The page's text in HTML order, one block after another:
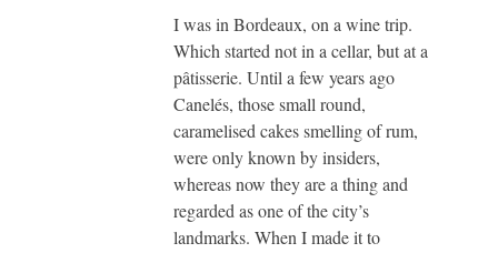
I was in Bordeaux, on a wine trip.
Which started not in a cellar, but at a
pâtisserie. Until a few years ago
Canelés, those small round,
caramelised cakes smelling of rum,
were only known by insiders,
whereas now they are a thing and
regarded as one of the city’s
landmarks. When I made it to